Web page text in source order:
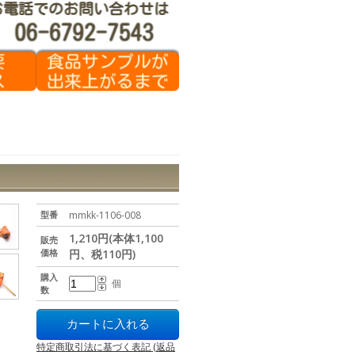
型番 mmkk-1106-008
販売
価格
1,210円(本体1,100
円、税110円)
購入
数
個
特定商取引法に基づく表記 (返品